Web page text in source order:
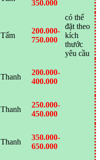
350.000
Tấm
200.000-
750.000
có thể
đặt theo
kích
thước
yêu cầu
Thanh
200.000-
400.000
Thanh
250.000-
450.000
Thanh
350.000-
650.000